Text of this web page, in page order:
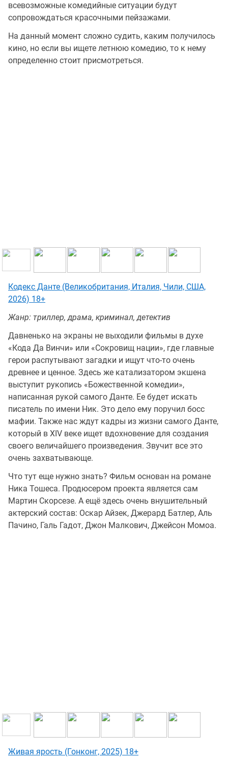
всевозможные комедийные ситуации будут
сопровождаться красочными пейзажами.
На данный момент сложно судить, каким получилось
кино, но если вы ищете летнюю комедию, то к нему
определенно стоит присмотреться.
Кодекс Данте (Великобритания, Италия, Чили, США,
2026) 18+
Жанр: триллер, драма, криминал, детектив
Давненько на экраны не выходили фильмы в духе
«Кода Да Винчи» или «Сокровищ нации», где главные
герои распутывают загадки и ищут что-то очень
древнее и ценное. Здесь же катализатором экшена
выступит рукопись «Божественной комедии»,
написанная рукой самого Данте. Ее будет искать
писатель по имени Ник. Это дело ему поручил босс
мафии. Также нас ждут кадры из жизни самого Данте,
который в XIV веке ищет вдохновение для создания
своего величайшего произведения. Звучит все это
очень захватывающе.
Что тут еще нужно знать? Фильм основан на романе
Ника Тошеса. Продюсером проекта является сам
Мартин Скорсезе. А ещё здесь очень внушительный
актерский состав: Оскар Айзек, Джерард Батлер, Аль
Пачино, Галь Гадот, Джон Малкович, Джейсон Момоа.
Живая ярость (Гонконг, 2025) 18+